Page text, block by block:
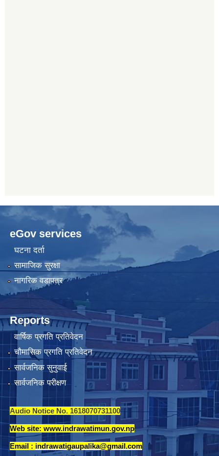
eGov services
घटना दर्ता
सामाजिक सुरक्षा
नागरिक वडापत्र
Reports
वार्षिक प्रगति प्रतिवेदन
चौमासिक प्रगति प्रतिवेदन
सार्वजनिक सुनुवाई
सार्वजनिक परीक्षण
Audio Notice No. 1618070731100
Web site: www.indrawatimun.gov.np
Email : indrawatigaupalika@gmail.com